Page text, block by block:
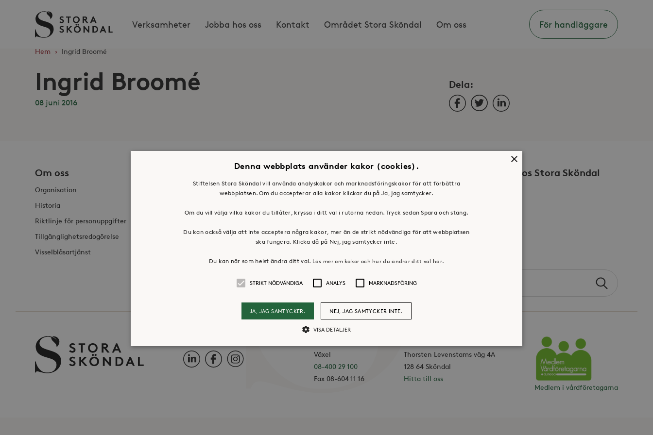
Stora
Sköndal
Verksamheter Jobba hos oss Kontakt Området Stora Sköndal Om oss För handläggare
Hem › Ingrid Broomé
Ingrid Broomé
08 juni 2016
Dela:
Facebook
TwitterLinkedIn
Om oss
Organisation
Historia
Riktlinje för personuppgifter
Tillgänglighetsredogörelse
Visselblåsartjänst
Jobba hos oss Press & mediakontakt Volontär hos Stora Sköndal
Sök
LinkedInFacebookInstagram
Växel
08-400 29 100
Fax 08-604 11 16
Thorsten Levenstams väg 4A
128 64 Sköndal
Hitta till oss
Vårdföretagarna
Medlem i vårdföretagarna
×
Denna webbplats använder kakor (cookies).
Stiftelsen Stora Sköndal vill använda analyskakor och marknadsföringskakor för att förbättra
webbplatsen. Om du accepterar alla kakor klickar du på Ja, jag samtycker.
Om du vill välja vilka kakor du tillåter, kryssa i ditt val i rutorna nedan. Tryck sedan Spara och stäng.
Du kan också välja att inte acceptera några kakor, mer än de strikt nödvändiga för att webbplatsen
ska fungera. Klicka då på Nej, jag samtycker inte.
Du kan när som helst ändra ditt val. Läs mer om kakor och hur du ändrar ditt val här.
STRIKT NÖDVÄNDIGA ANALYS MARKNADSFÖRING
JA, JAG SAMTYCKER. NEJ, JAG SAMTYCKER INTE.
VISA DETALJER
Analys Marknadsföring